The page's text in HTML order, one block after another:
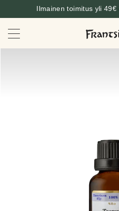
Ilmainen toimitus yli 49€